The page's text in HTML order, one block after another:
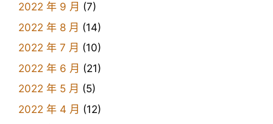
2022 年 9 月 (7)
2022 年 8 月 (14)
2022 年 7 月 (10)
2022 年 6 月 (21)
2022 年 5 月 (5)
2022 年 4 月 (12)